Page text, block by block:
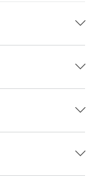



